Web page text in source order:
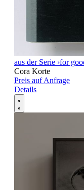
aus der Serie ›for
Cora Korte
Preis auf Anfrage
Details